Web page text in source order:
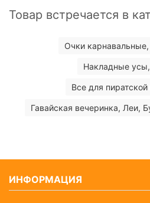
Товар встречается в
Очки
Накладные
Все для
Гавайская вечеринка, Леи,
ИНФОРМАЦИЯ